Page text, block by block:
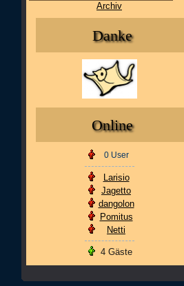
Archiv
Danke
Online
0 User
Larisio
Jagetto
dangolon
Pomitus
Netti
4 Gäste